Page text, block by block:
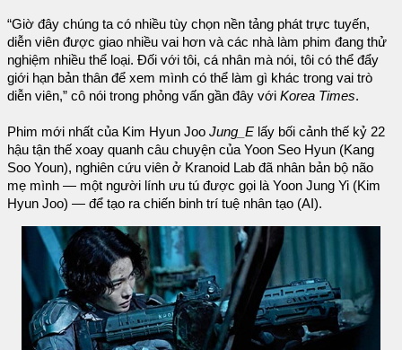
“Giờ đây chúng ta có nhiều tùy chọn nền tảng phát trực tuyến,
diễn viên được giao nhiều vai hơn và các nhà làm phim đang thử
nghiệm nhiều thể loại. Đối với tôi, cá nhân mà nói, tôi có thể đẩy
giới hạn bản thân để xem mình có thể làm gì khác trong vai trò
diễn viên,” cô nói trong phỏng vấn gần đây với Korea Times.
Phim mới nhất của Kim Hyun Joo Jung_E lấy bối cảnh thế kỷ 22
hậu tận thế xoay quanh câu chuyện của Yoon Seo Hyun (Kang
Soo Youn), nghiên cứu viên ở Kranoid Lab đã nhân bản bộ não
mẹ mình — một người lính ưu tú được gọi là Yoon Jung Yi (Kim
Hyun Joo) — để tạo ra chiến binh trí tuệ nhân tạo (AI).